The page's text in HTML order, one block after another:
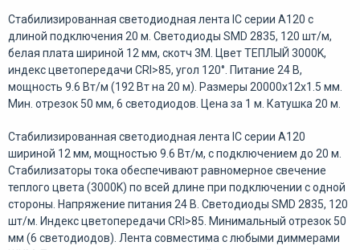
Стабилизированная светодиодная лента IC серии A120 с
длиной подключения 20 м. Светодиоды SMD 2835, 120 шт/м,
белая плата шириной 12 мм, скотч 3M. Цвет ТЕПЛЫЙ 3000K,
индекс цветопередачи CRI>85, угол 120°. Питание 24 В,
мощность 9.6 Вт/м (192 Вт на 20 м). Размеры 20000х12х1.5 мм.
Мин. отрезок 50 мм, 6 светодиодов. Цена за 1 м. Катушка 20 м.
Стабилизированная светодиодная лента IC серии A120
шириной 12 мм, мощностью 9.6 Вт/м, с подключением до 20 м.
Стабилизаторы тока обеспечивают равномерное свечение
теплого цвета (3000K) по всей длине при подключении с одной
стороны. Напряжение питания 24 В. Светодиоды SMD 2835, 120
шт/м. Индекс цветопередачи CRI>85. Минимальный отрезок 50
мм (6 светодиодов). Лента совместима с любыми диммерами